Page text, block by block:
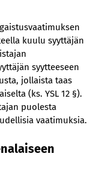
kuulu syyttäjän
syytteeseen
jollaista taas
(ks. YSL 12 §).
puolesta
vaatimuksia.